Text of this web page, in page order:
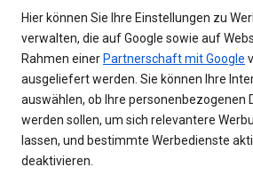
Hier können Sie Ihre Einstellungen zu
verwalten, die auf Google sowie auf
Rahmen einer Partnerschaft mit Google
ausgeliefert werden. Sie können Ihre
auswählen, ob Ihre personenbezogenen
werden sollen, um sich relevantere
lassen, und bestimmte Werbedienste
deaktivieren.